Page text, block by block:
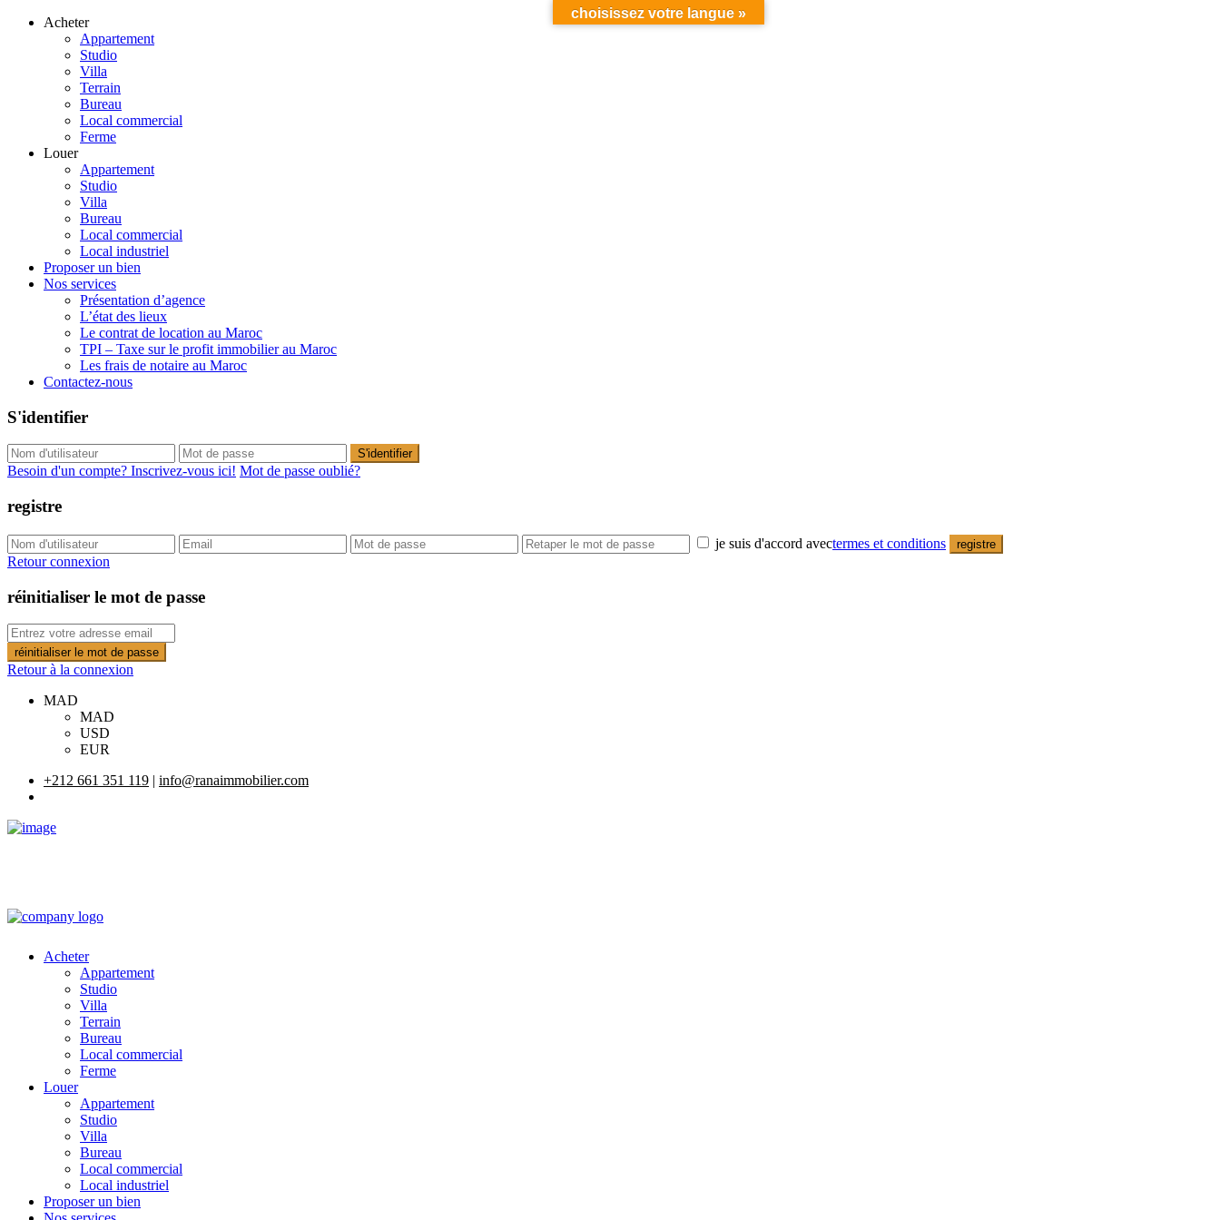
Acheter
Appartement
Studio
Villa
Terrain
Bureau
Local commercial
Ferme
Louer
Appartement
Studio
Villa
Bureau
Local commercial
Local industriel
Proposer un bien
Nos services
Présentation d’agence
L’état des lieux
Le contrat de location au Maroc
TPI – Taxe sur le profit immobilier au Maroc
Les frais de notaire au Maroc
Contactez-nous
S'identifier
S'identifier
Besoin d'un compte? Inscrivez-vous ici! Mot de passe oublié?
registre
je suis d'accord avectermes et conditions registre
Retour connexion
réinitialiser le mot de passe
réinitialiser le mot de passe
Retour à la connexion
MAD
MAD
USD
EUR
+212 661 351 119 | info@ranaimmobilier.com
Acheter
Appartement
Studio
Villa
Terrain
Bureau
Local commercial
Ferme
Louer
Appartement
Studio
Villa
Bureau
Local commercial
Local industriel
Proposer un bien
choisissez votre langue »